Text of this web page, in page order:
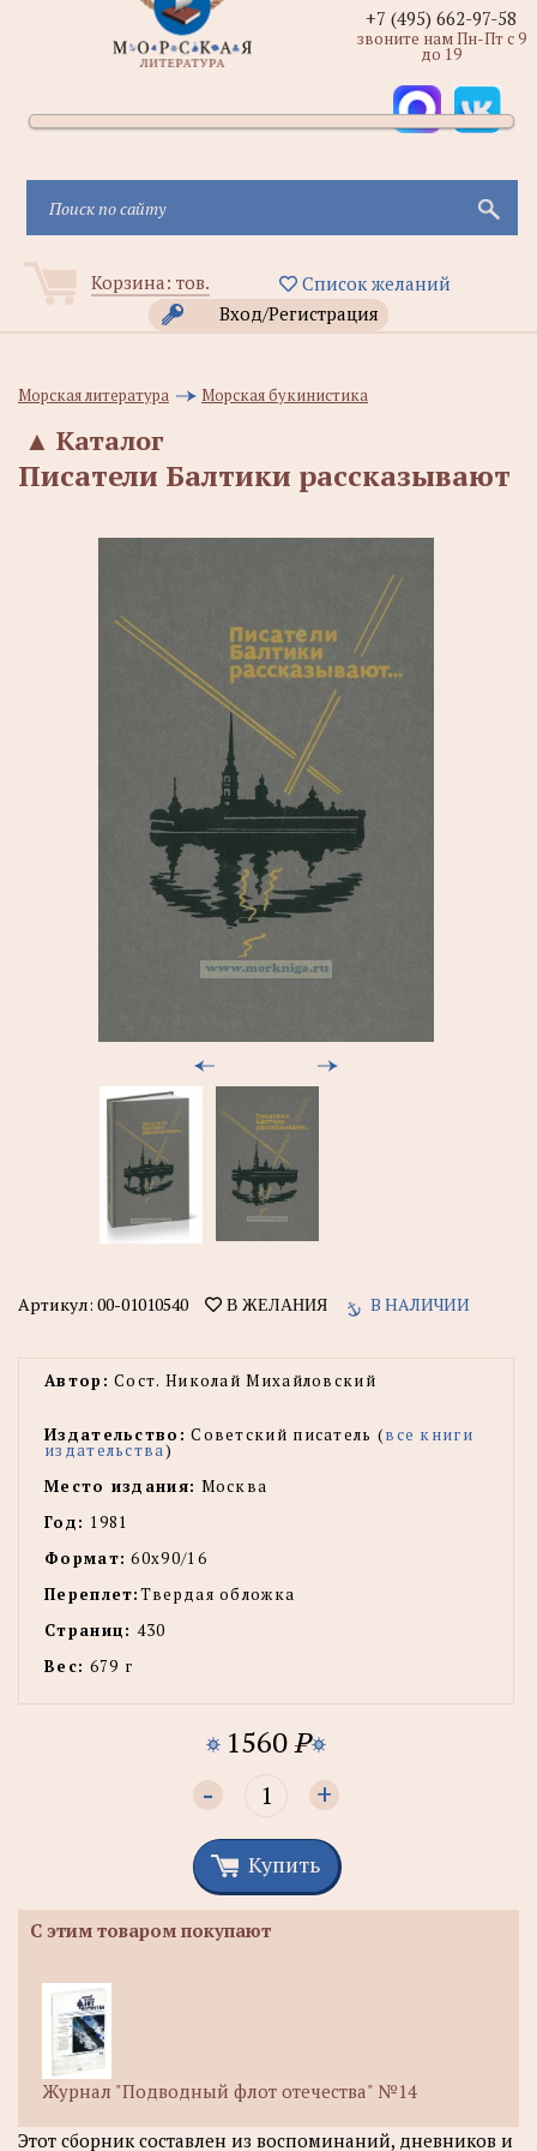
Корзина: тов.
Список желаний
Вход/Регистрация
+7 (495) 662-97-58
звоните нам Пн-Пт с 9
до 19
Морская литература Морская букинистика
Каталог
▲
Писатели Балтики рассказывают
Артикул: 00-01010540 В ЖЕЛАНИЯ В НАЛИЧИИ
Автор: Сост. Николай Михайловский
Издательство: Советский писатель (все книги
издательства)
Место издания: Москва
Год: 1981
Формат: 60х90/16
Переплет:Твердая обложка
Страниц: 430
Вес: 679 г
1560P
- +
Купить
С этим товаром покупают
Журнал "Подводный флот отечества" №14
Этот сборник составлен из воспоминаний, дневников и